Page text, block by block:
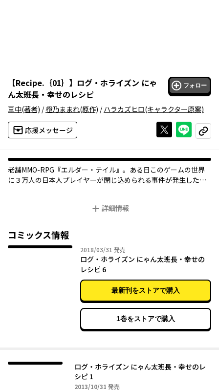
【Recipe.｛01｝ 】 ログ・ホライズン にゃ
ん太班長・幸せのレシピ
フォロー
草中(著者) /橙乃ままれ(原作) /ハラカズヒロ(キャラクター原案)
応援メッセージ Xで投稿する
ライン
コピー
老舗MMO-RPG『エルダー・テイル』。ある日このゲームの世界
に３万人の日本人プレイヤーが閉じ込められる事件が発生した。
の為に努力する者たちも居た…。そんな中、ゲームの世界で《料
ままれが贈る大人気異世界ストーリーより、《料理》を発見した
にゃん太班長が贈る、幸せのクッキング・ストーリー。
詳細情報
コミックス情報
2018/03/31 2018年03月31日
発売
ログ・ホライズン にゃん太班長・幸せの
レシピ 6
最新刊をストアで購入
1巻をストアで購入
ログ・ホライズン にゃん太班長・幸せのレ
シピ 1
2013/10/31 2013年10月31日
発売